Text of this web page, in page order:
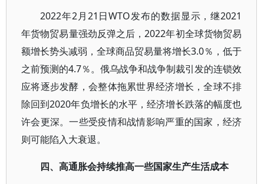
2022年2月21日WTO发布的数据显示，继2021
年货物贸易量强劲反弹之后，2022年初全球货物贸易
额增长势头减弱，全球商品贸易量将增长3.0％，低于
之前预测的4.7％。俄乌战争和战争制裁引发的连锁效
应将逐步发酵，会整体拖累世界经济增长，全球不排
除回到2020年负增长的水平，经济增长跌落的幅度也
许会更深。一些受疫情和战情影响严重的国家，经济
则可能陷入大衰退。
四、高通胀会持续推高一些国家生产生活成本